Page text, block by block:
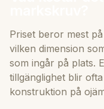
Priset beror mest
vilken dimension
som ingår på plats.
tillgänglighet blir
konstruktion på